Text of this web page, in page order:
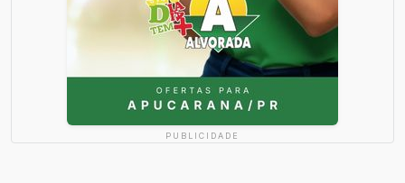
PUBLICIDADE